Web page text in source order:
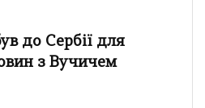
до Сербії для
з Вучичем